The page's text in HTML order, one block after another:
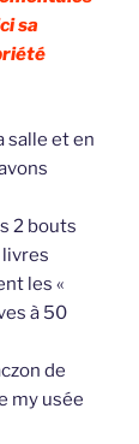
sa
salle et en
2 bouts
les «
à 50
de
my usée